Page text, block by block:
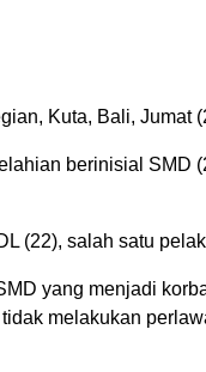
Kuta, Bali, Jumat
berinisial
(22), salah satu
yang menjadi
melakukan